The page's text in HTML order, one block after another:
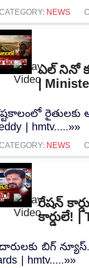
CATEGORY: NEWS
ఎల్ నినో
|
రైతులకు
| hmtv.....»»
CATEGORY: NEWS
రేషన్
కార్డులే! |
బిగ్
| hmtv.....»»